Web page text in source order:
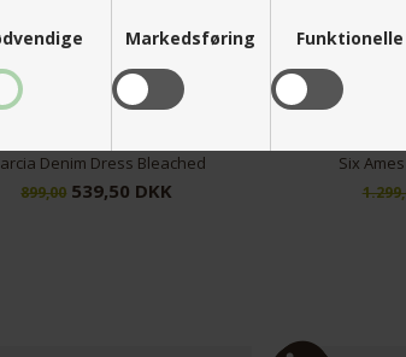
Markedsføring Funktionelle
Six Ames Illia Dress Off White
1.299,00519,50 DKK